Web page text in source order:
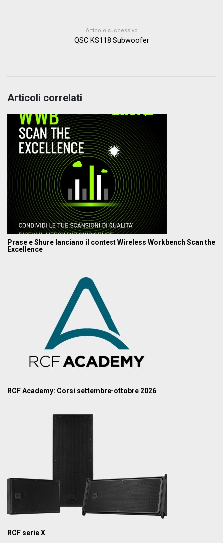
Articolo successivo
QSC KS118 Subwoofer
Articoli correlati
Prase e Shure lanciano il contest Wireless Workbench Scan the
Excellence
RCF Academy: Corsi settembre-ottobre 2026
RCF serie X